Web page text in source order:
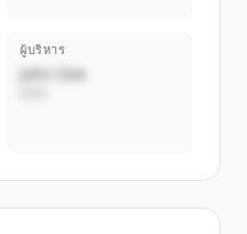
ผู้บริหาร
John Doe